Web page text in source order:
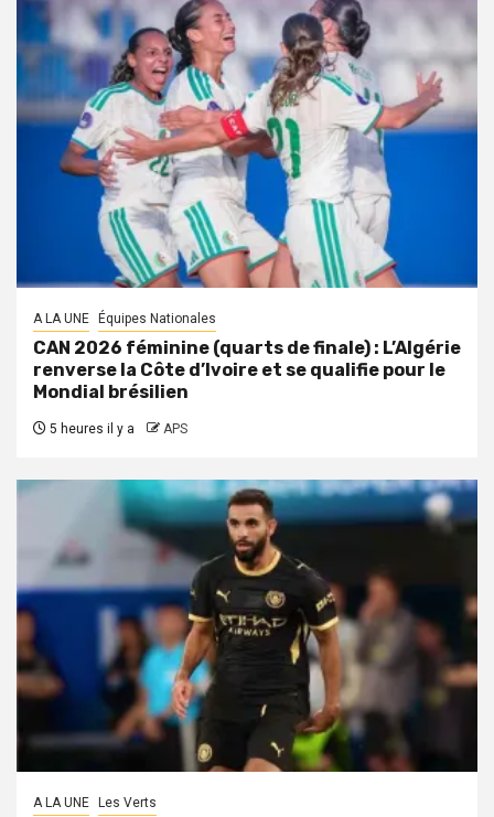
A LA UNE Équipes Nationales
CAN 2026 féminine (quarts de finale) : L’Algérie
renverse la Côte d’Ivoire et se qualifie pour le
Mondial brésilien
5 heures il y a APS
A LA UNE Les Verts